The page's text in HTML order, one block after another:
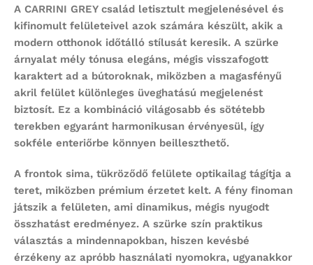
A CARRINI GREYcsalád letisztult megjelenésével és
kifinomult felületeivel azok számára készült, akik a
modern otthonok időtálló stílusát keresik. A szürke
árnyalat mély tónusa elegáns, mégis visszafogott
karaktert ad a bútoroknak, miközben a magasfényű
akril felület különleges üveghatású megjelenést
biztosít. Ez a kombináció világosabb és sötétebb
terekben egyaránt harmonikusan érvényesül, így
sokféle enteriőrbe könnyen beilleszthető.
A frontok sima, tükröződő felülete optikailag tágítja a
teret, miközben prémium érzetet kelt. A fény finoman
játszik a felületen, ami dinamikus, mégis nyugodt
összhatást eredményez. A szürke szín praktikus
választás a mindennapokban, hiszen kevésbé
érzékeny az apróbb használati nyomokra, ugyanakkor